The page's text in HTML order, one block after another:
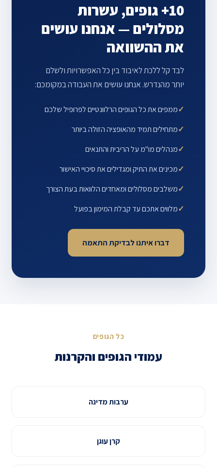
10+ גופים, עשרות
מסלולים — אנחנו עושים
את ההשוואה
לבד קל ללכת לאיבוד בין כל האפשרויות ולשלם
יותר מהנדרש. אנחנו עושים את העבודה במקומכם:
✓ממפים את כל הגופים הרלוונטיים לפרופיל שלכם
✓מתחילים תמיד מהאופציה הזולה ביותר
✓מנהלים מו"מ על הריבית והתנאים
✓מכינים את התיק ומגדילים את סיכויי האישור
✓משלבים מסלולים ומאחדים הלוואות בעת הצורך
✓מלווים אתכם עד קבלת המימון בפועל
דברו איתנו לבדיקת התאמה
כל הגופים
עמודי הגופים והקרנות
ערבות מדינה
קרן עוגן